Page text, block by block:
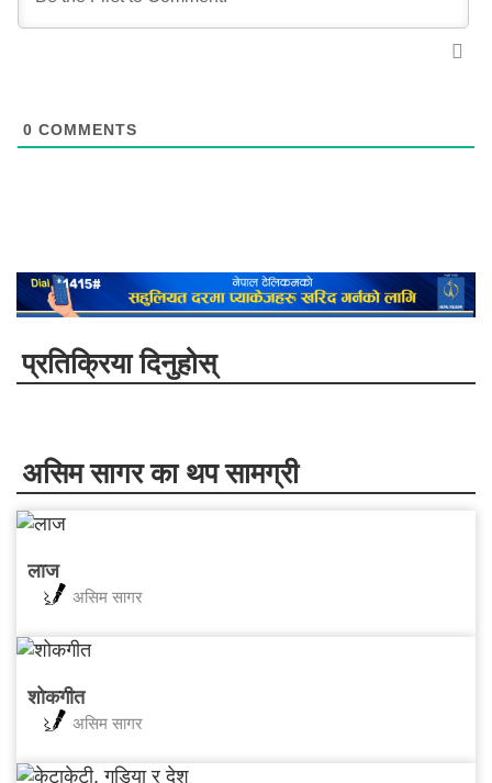
0 COMMENTS
प्रतिक्रिया दिनुहोस्
असिम सागर का थप सामग्री
लाज
असिम सागर
शोकगीत
असिम सागर